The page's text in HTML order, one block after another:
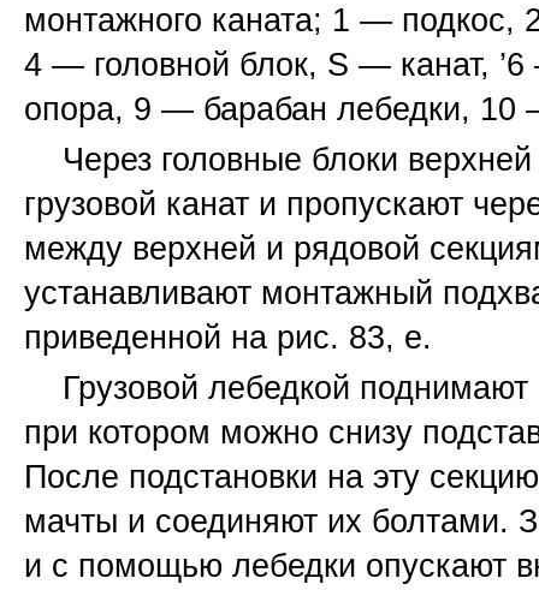
монтажного каната; 1 —
4 — головной блок, S — канат,
опора, 9 — барабан лебедки,
Через головные блоки
грузовой канат и пропускают
между верхней и рядовой
устанавливают монтажный
приведенной на рис. 83, е.
Грузовой лебедкой
при котором можно снизу
После подстановки на эту
мачты и соединяют их болтами.
и с помощью лебедки опускают